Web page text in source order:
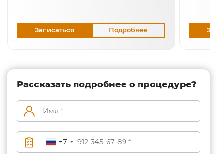
Записаться Подробнее
Рассказать подробнее о процедуре?
+7